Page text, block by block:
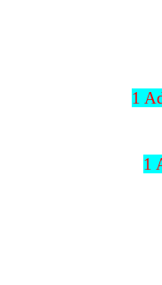
1
1